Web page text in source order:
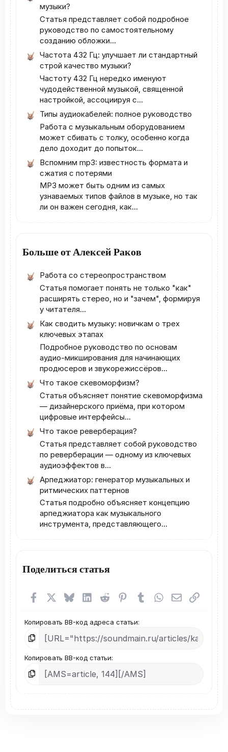
музыки?
Статья представляет собой подробное
руководство по самостоятельному
созданию обложки...
Частота 432 Гц: улучшает ли стандартный
строй качество музыки?
Частоту 432 Гц нередко именуют
чудодейственной музыкой, священной
настройкой, ассоциируя с...
Типы аудиокабелей: полное руководство
Работа с музыкальным оборудованием
может сбивать с толку, особенно когда
дело доходит до попыток...
Вспомним mp3: известность формата и
сжатия с потерями
MP3 может быть одним из самых
узнаваемых типов файлов в музыке, но так
ли он важен сегодня, как...
Больше от Алексей Раков
Работа со стереопространством
Статья помогает понять не только "как"
расширять стерео, но и "зачем", формируя
у читателя...
Как сводить музыку: новичкам о трех
ключевых этапах
Подробное руководство по основам
аудио-микширования для начинающих
продюсеров и звукорежиссёров...
Что такое скевоморфизм?
Статья объясняет понятие скевоморфизма
— дизайнерского приёма, при котором
цифровые интерфейсы...
Что такое реверберация?
Статья представляет собой руководство
по реверберации — одному из ключевых
аудиоэффектов в...
Арпеджиатор: генератор музыкальных и
ритмических паттернов
Статья подробно объясняет концепцию
арпеджиатора как музыкального
инструмента, представляющего...
Поделиться статья
FacebookX (Twitter)
BlueskyLinkedInReddit Pinterest
TumblrWhatsAppСсылка
Копировать BB-код адреса статьи
Копировать BB-код статьи